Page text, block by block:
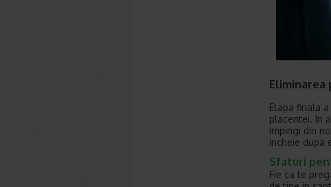
Eliminarea
Etapa finala
placentei. In
impingi din
incheie dupa
Sfaturi
Fie ca te